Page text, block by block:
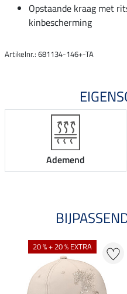
Opstaande kraag met
kinbescherming
Artikelnr.: 681134-146+-TA
Ademend
20 % + 20 % EXTRA